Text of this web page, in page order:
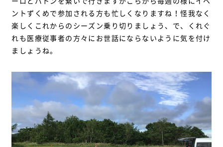
ントずくめで参加される方も忙しくなりますね！怪我なく
楽しくこれからのシーズン乗り切りましょう、で、くれぐ
れも医療従事者の方々にお世話にならないように気を付け
ましょうね。